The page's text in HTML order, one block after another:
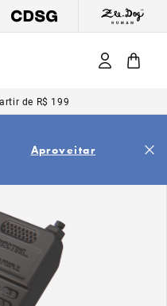
de R$ 199
Aproveitar